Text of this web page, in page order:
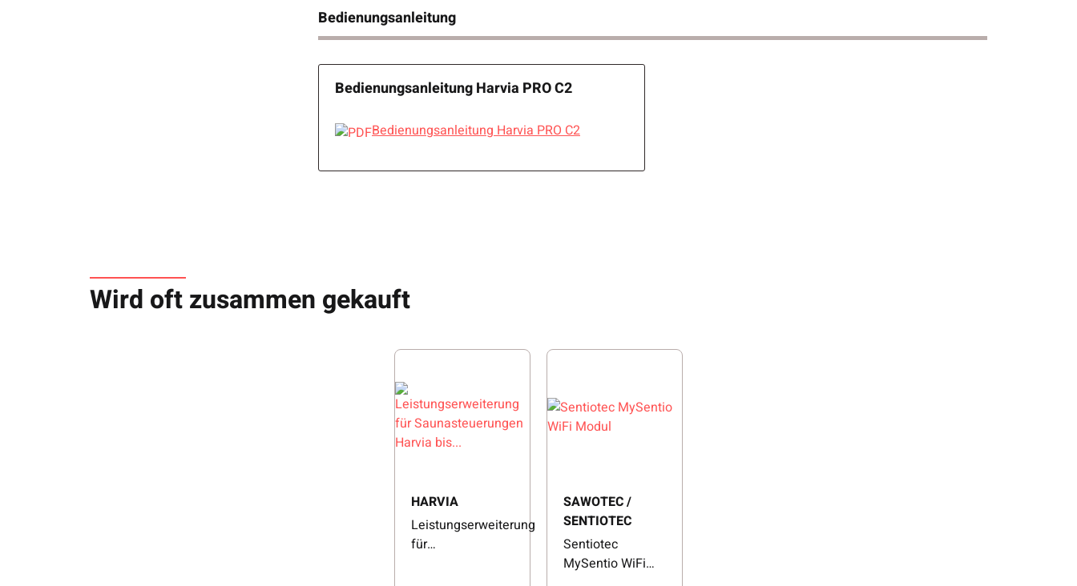
Bedienungsanleitung
Bedienungsanleitung Harvia PRO C2
Bedienungsanleitung Harvia PRO C2
Wird oft zusammen gekauft
HARVIA
Leistungserweiterung
für
SAWOTEC /
SENTIOTEC
Sentiotec
MySentio WiFi